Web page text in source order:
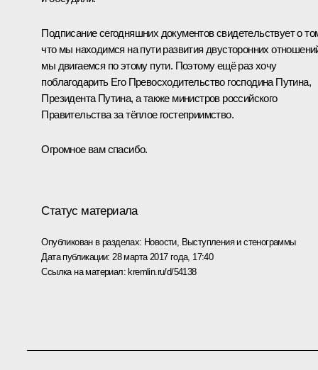
Подписание сегодняшних документов свидетельствует о
что мы находимся на пути развития двусторонних
мы двигаемся по этому пути. Поэтому ещё раз хочу
поблагодарить Его Превосходительство господина Путина,
Президента Путина, а также министров российского
Правительства за тёплое гостеприимство.
Огромное вам спасибо.
Статус материала
Опубликован в разделах: Новости, Выступления и стенограммы
Дата публикации: 28 марта 2017 года, 17:40
Ссылка на материал: kremlin.ru/d/54138